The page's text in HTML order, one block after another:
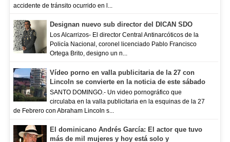
accidente de tránsito ocurrido en l...
Designan nuevo sub director del DICAN SDO
Los Alcarrizos- El director Central Antinarcóticos de la
Policía Nacional, coronel licenciado Pablo Francisco
Ortega Brito, designo un n...
Vídeo porno en valla publicitaria de la 27 con
Lincoln se convierte en la noticia de este sábado
SANTO DOMINGO.- Un video pornográfico que
circulaba en la valla publicitaria en la esquinas de la 27
de Febrero con Abraham Lincoln s...
El dominicano Andrés García: El actor que tuvo
más de mil mujeres y hoy está solo y